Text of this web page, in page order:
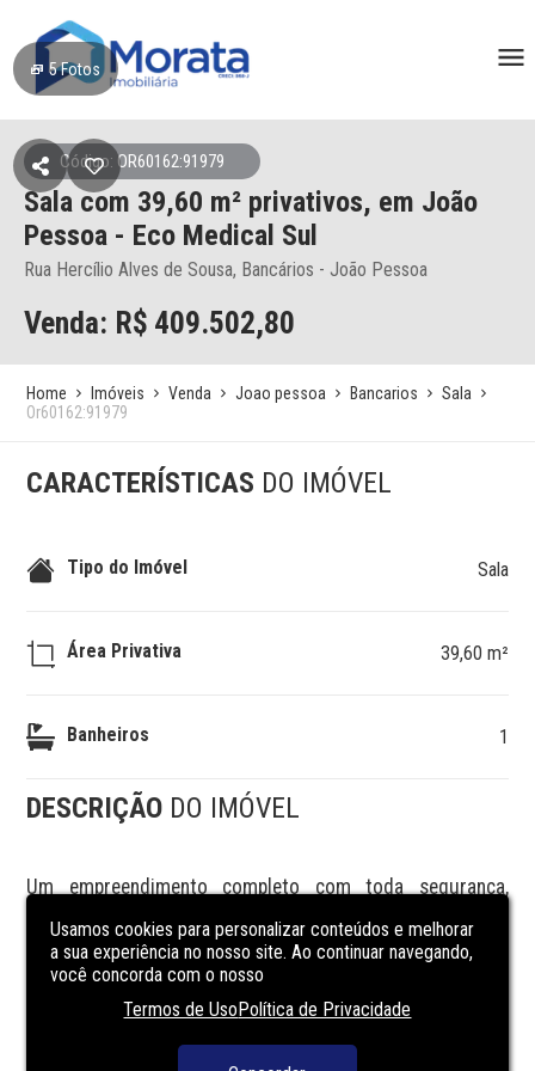
5Fotos
Código: OR60162:91979
Sala com 39,60 m² privativos, em João
Pessoa - Eco Medical Sul
Rua Hercílio Alves de Sousa, Bancários - João Pessoa
Venda: R$ 409.502,80
Home Imóveis Venda Joao pessoa Bancarios
Sala
Or60162:91979
CARACTERÍSTICAS DO IMÓVEL
Tipo do Imóvel Sala
Área Privativa 39,60 m²
Banheiros 1
DESCRIÇÃO DO IMÓVEL
Um empreendimento completo com toda segurança,
do imóvel sujeitos a alteração sem aviso prévio.
CARACTERÍSTICASDO
EMPREENDIMENTO
Usamos cookies para personalizar conteúdos e melhorar
a sua experiência no nosso site. Ao continuar navegando,
você concorda com o nosso
Termos de UsoPolítica de Privacidade